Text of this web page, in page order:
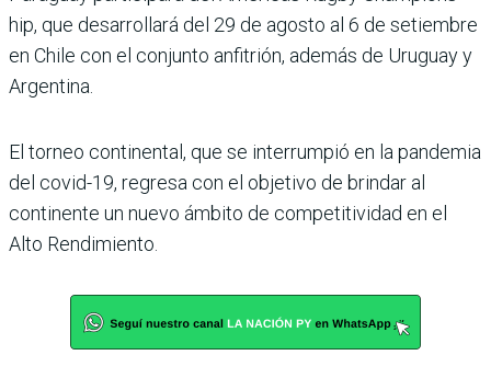
hip, que desarrollará del 29 de agosto al 6 de setiembre
en Chile con el conjunto anfi­trión, además de Uruguay y
Argentina.
El torneo continental, que se interrumpió en la pan­demia
del covid-19, regresa con el objetivo de brindar al
continente un nuevo ámbito de competitividad en el
Alto Rendimiento.